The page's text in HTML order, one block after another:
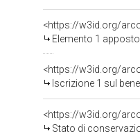
<https://w3id.org/
Elemento 1
<https://w3id.org/
Iscrizione 1 sul
<https://w3id.org/
Stato di